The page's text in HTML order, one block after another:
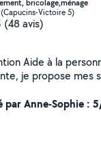
bricolage,ménage
Victoire 5)
(48 avis)
je propose mes
étagères,
par Anne-Sophie :